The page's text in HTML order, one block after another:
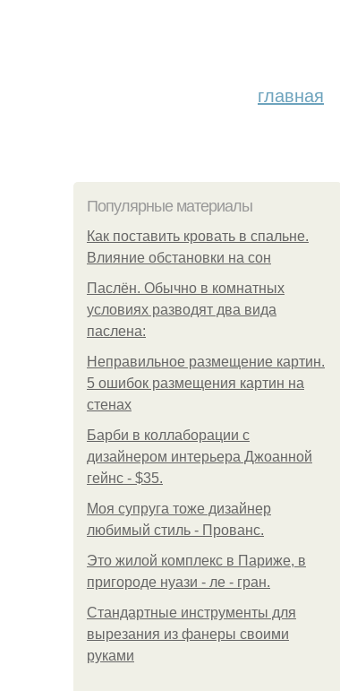
главная
Популярные материалы
Как поставить кровать в спальне.
Влияние обстановки на сон
Паслён. Обычно в комнатных
условиях разводят два вида
паслена:
Неправильное размещение картин.
5 ошибок размещения картин на
стенах
Барби в коллаборации с
дизайнером интерьера Джоанной
гейнс - $35.
Моя супруга тоже дизайнер
любимый стиль - Прованс.
Это жилой комплекс в Париже, в
пригороде нуази - ле - гран.
Стандартные инструменты для
вырезания из фанеры своими
руками